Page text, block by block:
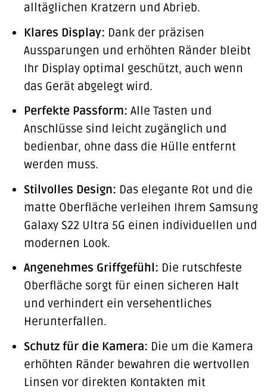
alltäglichen Kratzern und Abrieb.
Klares Display: Dank der präzisen
Aussparungen und erhöhten Ränder bleibt
Ihr Display optimal geschützt, auch wenn
das Gerät abgelegt wird.
Perfekte Passform: Alle Tasten und
Anschlüsse sind leicht zugänglich und
bedienbar, ohne dass die Hülle entfernt
werden muss.
Stilvolles Design: Das elegante Rot und die
matte Oberfläche verleihen Ihrem Samsung
Galaxy S22 Ultra 5G einen individuellen und
modernen Look.
Angenehmes Griffgefühl: Die rutschfeste
Oberfläche sorgt für einen sicheren Halt
und verhindert ein versehentliches
Herunterfallen.
Schutz für die Kamera: Die um die Kamera
erhöhten Ränder bewahren die wertvollen
Linsen vor direkten Kontakten mit